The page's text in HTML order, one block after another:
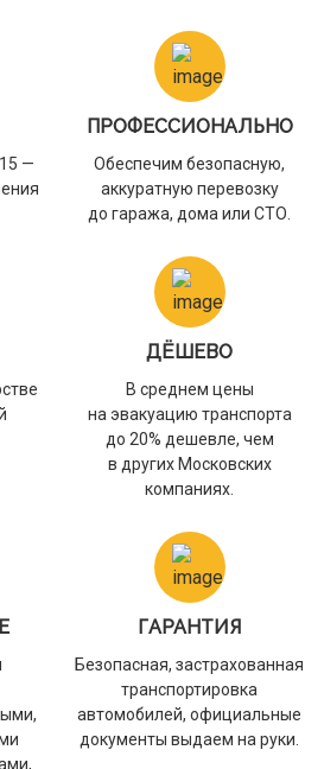
—
ПРОФЕССИОНАЛЬНО
Обеспечим безопасную,
аккуратную перевозку
до гаража, дома или СТО.
ДЁШЕВО
В среднем цены
на эвакуацию транспорта
до 20% дешевле, чем
в других Московских
компаниях.
ГАРАНТИЯ
Безопасная, застрахованная
транспортировка
автомобилей, официальные
документы выдаем на руки.